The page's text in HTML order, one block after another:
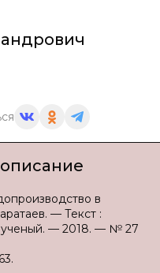
в
— Текст :
— 2018. — № 27